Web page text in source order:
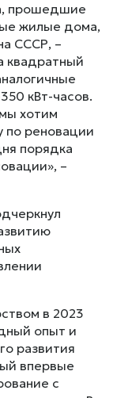
прошедшие
жилые дома,
СССР, –
квадратный
кВт-часов.
хотим
по реновации
порядка
–
в 2023
опыт и
развития
впервые
с